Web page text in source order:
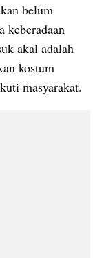
belum
keberadaan
akal adalah
kostum
masyarakat.